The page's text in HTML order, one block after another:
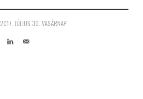
2017. JÚLIUS 30. VASÁRNAP